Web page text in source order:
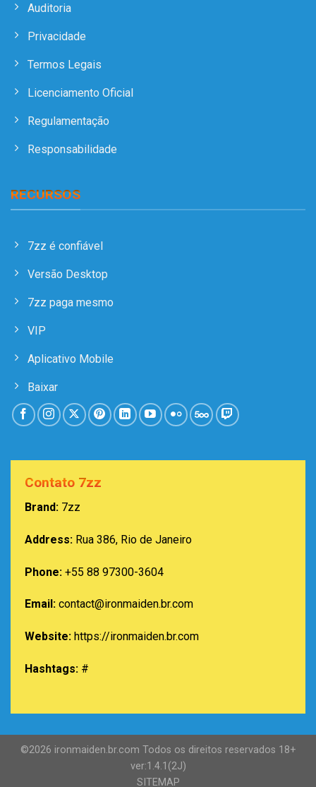
Auditoria
Privacidade
Termos Legais
Licenciamento Oficial
Regulamentação
Responsabilidade
RECURSOS
7zz é confiável
Versão Desktop
7zz paga mesmo
VIP
Aplicativo Mobile
Baixar
Contato 7zz
Brand: 7zz
Address: Rua 386, Rio de Janeiro
Phone: +55 88 97300-3604
Email: contact@ironmaiden.br.com
Website: https://ironmaiden.br.com
Hashtags: #
©2026 ironmaiden.br.com Todos os direitos reservados 18+
ver:1.4.1(2J)
SITEMAP